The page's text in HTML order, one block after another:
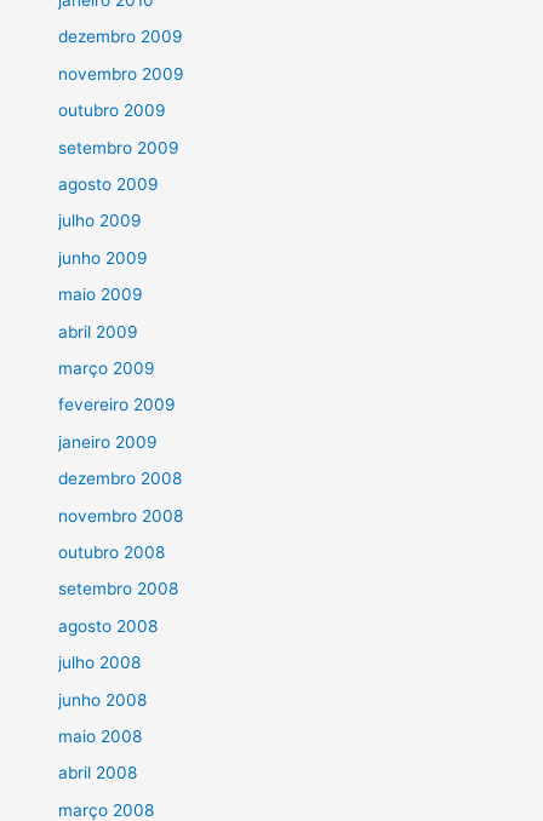
dezembro 2009
novembro 2009
outubro 2009
setembro 2009
agosto 2009
julho 2009
junho 2009
maio 2009
abril 2009
março 2009
fevereiro 2009
janeiro 2009
dezembro 2008
novembro 2008
outubro 2008
setembro 2008
agosto 2008
julho 2008
junho 2008
maio 2008
abril 2008
março 2008